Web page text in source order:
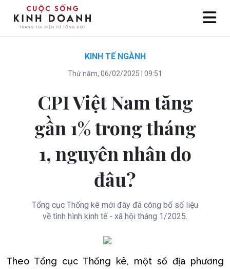
KINH TẾ NGÀNH
Thứ năm, 06/02/2025 | 09:51
CPI Việt Nam tăng
gần 1% trong tháng
1, nguyên nhân do
đâu?
Tổng cục Thống kê mới đây đã công bố số liệu
về tình hình kinh tế - xã hội tháng 1/2025.
Theo Tổng cục Thống kê, một số địa phương